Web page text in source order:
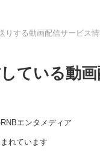
りする動画配信サービス
ている動
エンタメディア
れています